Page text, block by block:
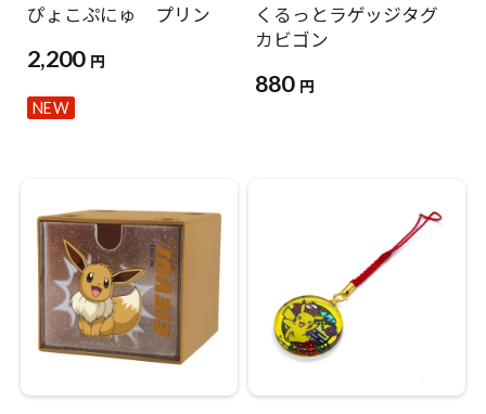
ぴょこぷにゅ プリン
2,200 円
NEW
くるっとラゲッジタグ
カビゴン
880 円